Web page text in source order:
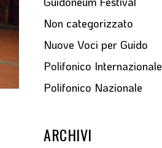
Non categorizzato
Nuove Voci per Guido
Polifonico Internazionale
Polifonico Nazionale
ARCHIVI